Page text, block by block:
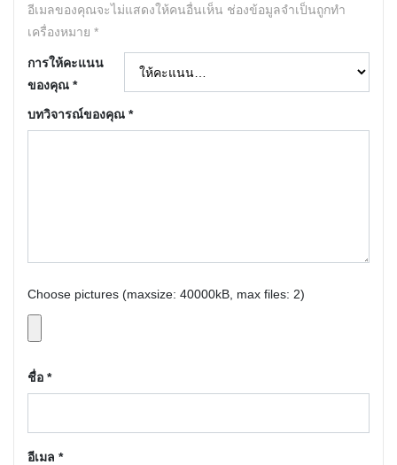
อีเมลของคุณจะไม่แสดงให้คนอื่นเห็น ช่องข้อมูลจำเป็นถูกทำ
เครื่องหมาย *
การให้คะแนน
ของคุณ *
บทวิจารณ์ของคุณ *
Choose pictures (maxsize: 40000kB, max files: 2)
ชื่อ *
อีเมล *